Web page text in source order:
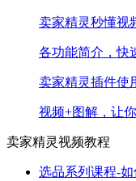
卖家精灵秒懂视
各功能简介，快
卖家精灵插件使
视频+图解，让
卖家精灵视频教程
选品系列课程-